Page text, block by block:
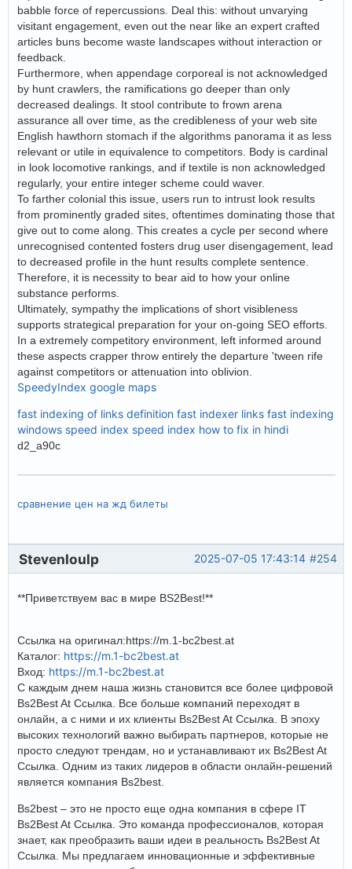
babble force of repercussions. Deal this: without unvarying
visitant engagement, even out the near like an expert crafted
articles buns become waste landscapes without interaction or
feedback.
Furthermore, when appendage corporeal is not acknowledged
by hunt crawlers, the ramifications go deeper than only
decreased dealings. It stool contribute to frown arena
assurance all over time, as the credibleness of your web site
English hawthorn stomach if the algorithms panorama it as less
relevant or utile in equivalence to competitors. Body is cardinal
in look locomotive rankings, and if textile is non acknowledged
regularly, your entire integer scheme could waver.
To farther colonial this issue, users run to intrust look results
from prominently graded sites, oftentimes dominating those that
give out to come along. This creates a cycle per second where
unrecognised contented fosters drug user disengagement, lead
to decreased profile in the hunt results complete sentence.
Therefore, it is necessity to bear aid to how your online
substance performs.
Ultimately, sympathy the implications of short visibleness
supports strategical preparation for your on-going SEO efforts.
In a extremely competitory environment, left informed around
these aspects crapper throw entirely the departure 'tween rife
against competitors or attenuation into oblivion.
SpeedyIndex google maps
fast indexing of links definition fast indexer links fast indexing
windows speed index speed index how to fix in hindi
d2_a90c
сравнение цен на жд билеты
#254
2025-07-05 17:43:14
Stevenloulp
**Приветствуем вас в мире BS2Best!**
Ссылка на оригинал:https://m.1-bc2best.at
Каталог: https://m.1-bc2best.at
Вход: https://m.1-bc2best.at
С каждым днем наша жизнь становится все более цифровой
Bs2Best At Ссылка. Все больше компаний переходят в
онлайн, а с ними и их клиенты Bs2Best At Ссылка. В эпоху
высоких технологий важно выбирать партнеров, которые не
просто следуют трендам, но и устанавливают их Bs2Best At
Ссылка. Одним из таких лидеров в области онлайн-решений
является компания Bs2best.
Bs2best – это не просто еще одна компания в сфере IT
Bs2Best At Ссылка. Это команда профессионалов, которая
знает, как преобразить ваши идеи в реальность Bs2Best At
Ссылка. Мы предлагаем инновационные и эффективные